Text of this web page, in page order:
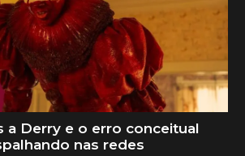
a Derry e o erro conceitual
nas redes